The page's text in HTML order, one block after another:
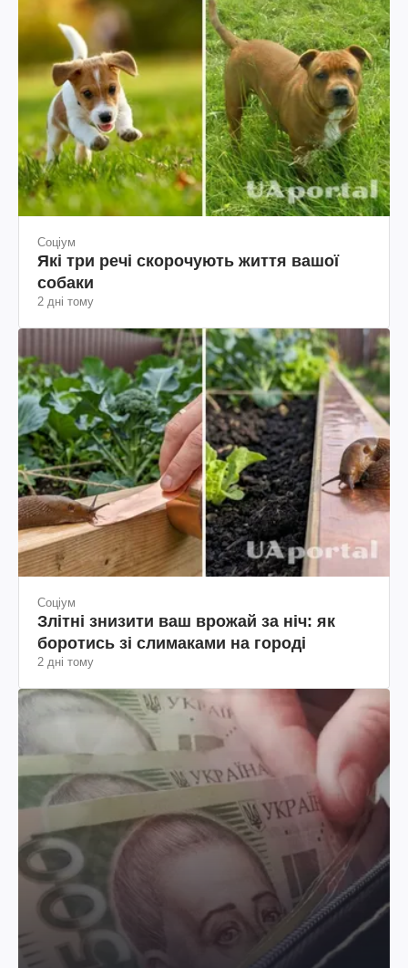
Соціум
Які три речі скорочують життя вашої
собаки
2 дні тому
Соціум
Злітні знизити ваш врожай за ніч: як
боротись зі слимаками на городі
2 дні тому